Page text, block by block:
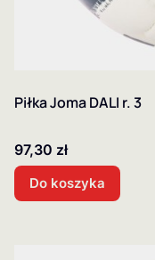
Piłka Joma DALI r. 3
Cena
97,30 zł
Do koszyka